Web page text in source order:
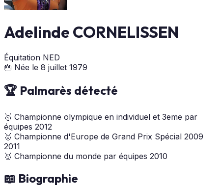
Adelinde CORNELISSEN
Équitation NED
🎂 Née le 8 juillet 1979
🏆 Palmarès détecté
🥇 Championne olympique en individuel et 3eme par
équipes 2012
🥇 Championne d'Europe de Grand Prix Spécial 2009
2011
🥇 Championne du monde par équipes 2010
📖 Biographie